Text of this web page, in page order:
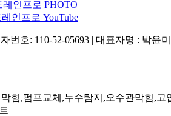
레인프로 PHOTO
레인프로 YouTube
번호: 110-52-05693 | 대표자명 : 박윤
힘,펌프교체,누수탐지,오수관막힘,고